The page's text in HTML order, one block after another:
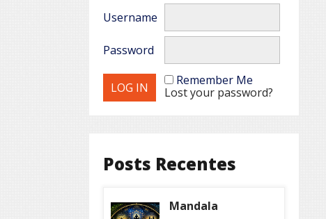
Username
Password
Remember Me
Lost your password?
Posts Recentes
Mandala